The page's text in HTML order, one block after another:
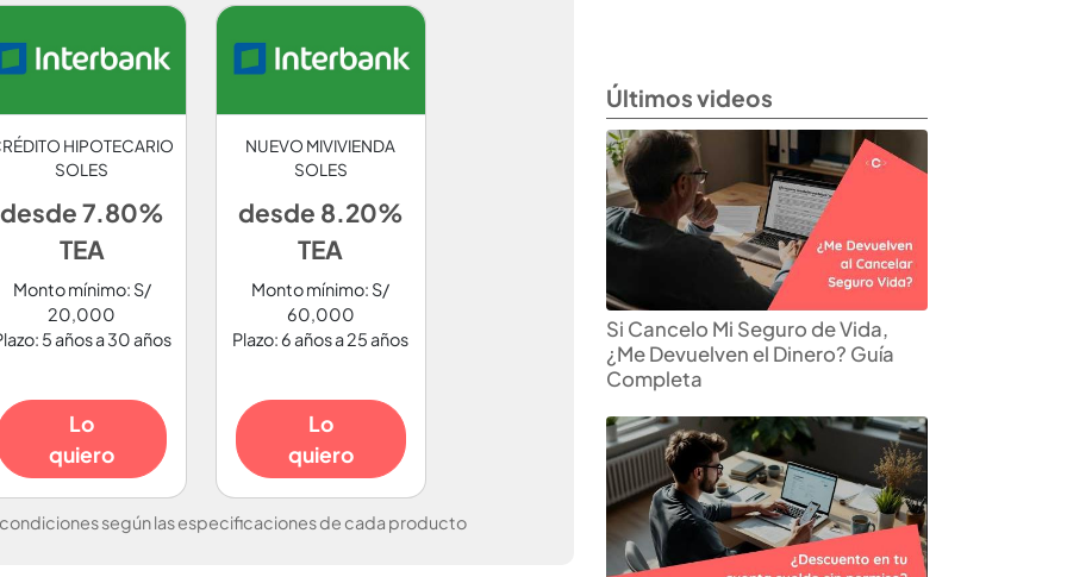
HIPOTECARIO
SOLES
desde 7.80%
TEA
Monto mínimo: S/
20,000
5 años a 30 años
Lo
quiero
NUEVO MIVIVIENDA
SOLES
desde 8.20%
TEA
Monto mínimo: S/
60,000
Plazo: 6 años a 25 años
Lo
quiero
según las especificaciones de cada producto
Últimos videos
Si Cancelo Mi Seguro de Vida,
¿Me Devuelven el Dinero? Guía
Completa